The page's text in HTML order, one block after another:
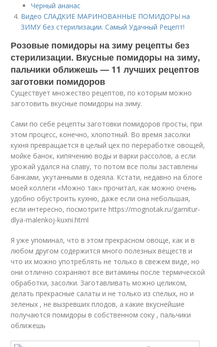
Черный ананас
Видео СЛАДКИЕ МАРИНОВАННЫЕ ПОМИДОРЫ на
ЗИМУ без стерилизации. Самый Удачный Рецепт!
Розовые помидоры на зиму рецепты без
стерилизации. Вкусные помидоры на зиму,
пальчики оближешь — 11 лучших рецептов
заготовки помидоров
Существует множество рецептов, по которым можно
заготовить вкусные помидоры на зиму.
Сами по себе рецепты заготовки помидоров просты, при
этом процесс, конечно, хлопотный. Во время засолки
кухня превращается в целый цех по переработке овощей,
мойке банок, кипячению воды и варки рассолов, а если
урожай удался на славу, то потом все полы заставлены
банками, укутанными в одеяла. Кстати, недавно на блоге
моей коллеги «Можно так» прочитал, как можно очень
удобно обустроить кухню, даже если она небольшая,
если интересно, посмотрите https://mognotak.ru/garnitur-
dlya-malenkoj-kuxni.html
Я уже упоминал, что в этом прекрасном овоще, как и в
любом другом содержится много полезных веществ и
что их можно употреблять не только в свежем виде, но
они отлично сохраняют все витамины после термической
обработки, засолки. Заготавливать можно целиком,
делать прекрасные салаты и не только из спелых, но и
зеленых , не вызревших плодов, а какие вкуснейшие
получаются помидоры в собственном соку , пальчики
оближешь